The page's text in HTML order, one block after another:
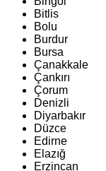
Bitlis
Bolu
Burdur
Bursa
Çanakkale
Çankırı
Çorum
Denizli
Diyarbakır
Düzce
Edirne
Elazığ
Erzincan